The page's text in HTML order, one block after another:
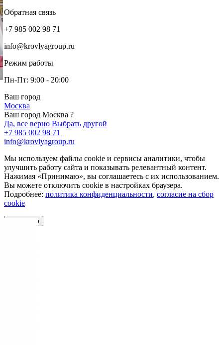
Обратная связь
+7 985 002 98 71
info@krovlyagroup.ru
Режим работы
Пн-Пт: 9:00 - 20:00
Ваш город
Москва
Ваш город Москва ?
Да, все верно Выбрать другой
+7 985 002 98 71
info@krovlyagroup.ru
Мы используем файлы cookie и сервисы аналитики, чтобы
улучшить работу сайта и показывать релевантный контент.
Нажимая «Принимаю», вы соглашаетесь с их использованием.
Вы можете отключить cookie в настройках браузера.
Подробнее: политика конфиденциальности, согласие на сбор
cookie
Принимаю